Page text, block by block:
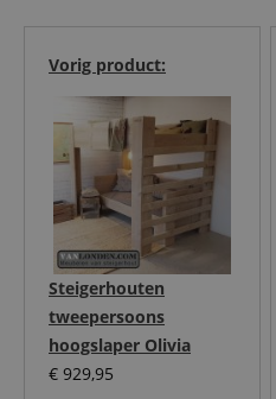
Vorig product:
Steigerhouten
tweepersoons
hoogslaper Olivia
€ 929,95